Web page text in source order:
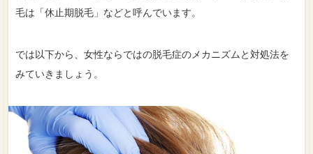
毛は「休止期脱毛」などと呼んでいます。
では以下から、女性ならではの脱毛症のメカニズムと対処法を
みていきましょう。